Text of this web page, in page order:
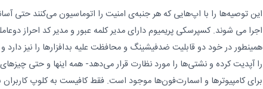
این توصیه‌ها را با اپ‌هایی که هر جنبه‌ی امنیت را اتوماسیون می‌کنند حتی
اجرا می شوند. کسپرسکی پریمیوم دارای مدیر کلمه عبور و مدیر کد احراز
همینطور در خود دو قابلیت ضدفیشینگ و محافظت علیه بدافزارها را نیز دارد
را آپدیت کرده و نشتی‌ها را مورد نظارت قرار می‌دهد- همه اینها و حتی
برای کامپیوترها و اسمارت‌فون‌ها موجود است. فقط کافیست به کلوپ